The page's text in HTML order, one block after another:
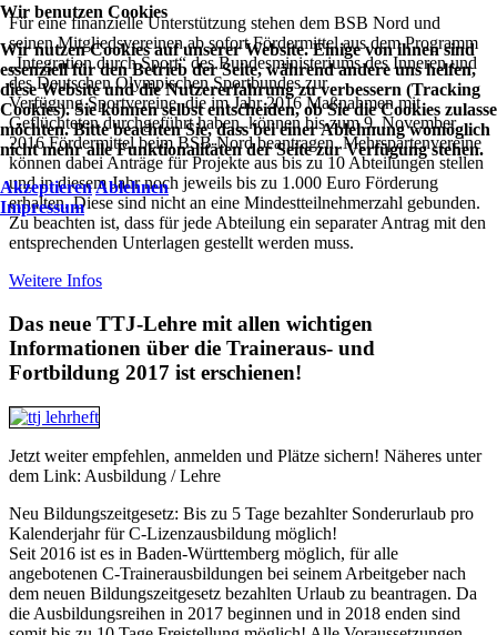
Für eine finanzielle Unterstützung stehen dem BSB Nord und
seinen Mitgliedsvereinen ab sofort Fördermittel aus dem Programm
„Integration durch Sport“ des Bundesministeriums des Inneren und
des Deutschen Olympischen Sportbundes zur
Verfügung.Sportvereine, die im Jahr 2016 Maßnahmen mit
Geflüchteten durchgeführt haben, können bis zum 9. November
2016 Fördermittel beim BSB Nord beantragen. Mehrspartenvereine
können dabei Anträge für Projekte aus bis zu 10 Abteilungen stellen
und in diesem Jahr noch jeweils bis zu 1.000 Euro Förderung
erhalten. Diese sind nicht an eine Mindestteilnehmerzahl gebunden.
Zu beachten ist, dass für jede Abteilung ein separater Antrag mit den
entsprechenden Unterlagen gestellt werden muss.
Weitere Infos
Das neue TTJ-Lehre mit allen wichtigen
Informationen über die Traineraus- und
Fortbildung 2017 ist erschienen!
Jetzt weiter empfehlen, anmelden und Plätze sichern! Näheres unter
dem Link: Ausbildung / Lehre
Neu Bildungszeitgesetz: Bis zu 5 Tage bezahlter Sonderurlaub pro
Kalenderjahr für C-Lizenzausbildung möglich!
Seit 2016 ist es in Baden-Württemberg möglich, für alle
angebotenen C-Trainerausbildungen bei seinem Arbeitgeber nach
dem neuen Bildungszeitgesetz bezahlten Urlaub zu beantragen. Da
die Ausbildungsreihen in 2017 beginnen und in 2018 enden sind
Wir benutzen Cookies
Wir nutzen Cookies auf unserer Website. Einige von ihnen sind
essenziell für den Betrieb der Seite, während andere uns helfen,
diese Website und die Nutzererfahrung zu verbessern (Tracking
Cookies). Sie können selbst entscheiden, ob Sie die Cookies
möchten. Bitte beachten Sie, dass bei einer Ablehnung womöglich
nicht mehr alle Funktionalitäten der Seite zur Verfügung stehen.
AkzeptierenAblehnen
Impressum